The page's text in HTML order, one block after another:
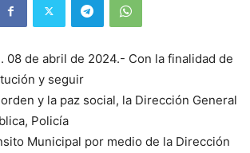
08 de abril de 2024.- Con la finalidad de
y seguir
y la paz social, la Dirección General
Policía
Municipal por medio de la Dirección